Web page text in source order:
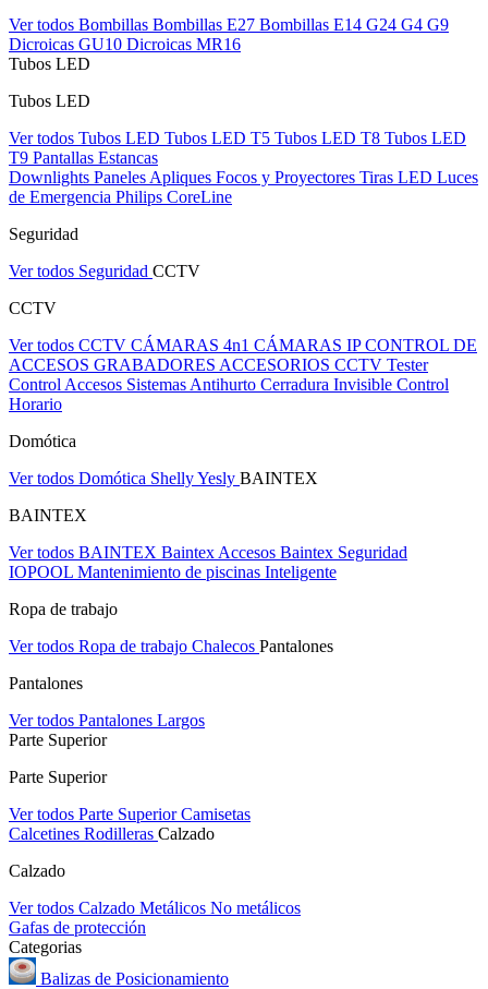
Ver todos Bombillas Bombillas E27 Bombillas E14 G24 G4 G9
Dicroicas GU10 Dicroicas MR16
Tubos LED
Tubos LED
Ver todos Tubos LED Tubos LED T5 Tubos LED T8 Tubos LED
T9 Pantallas Estancas
Downlights Paneles Apliques Focos y Proyectores Tiras LED Luces
de Emergencia Philips CoreLine
Seguridad
Ver todos Seguridad CCTV
CCTV
Ver todos CCTV CÁMARAS 4n1 CÁMARAS IPCONTROL DE
ACCESOS GRABADORES ACCESORIOS CCTV Tester
Control Accesos Sistemas Antihurto Cerradura Invisible Control
Horario
Domótica
Ver todos Domótica ShellyYesly BAINTEX
BAINTEX
Ver todos BAINTEX Baintex Accesos Baintex Seguridad
IOPOOL Mantenimiento de piscinas Inteligente
Ropa de trabajo
Ver todos Ropa de trabajo Chalecos Pantalones
Pantalones
Ver todos Pantalones Largos
Parte Superior
Parte Superior
Ver todos Parte SuperiorCamisetas
Calcetines Rodilleras Calzado
Calzado
Ver todos Calzado Metálicos No metálicos
Gafas de protección
Categorias
Balizas de Posicionamiento